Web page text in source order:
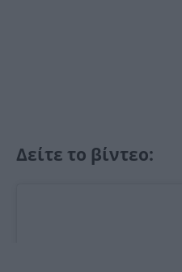
Δείτε το βίντεο: